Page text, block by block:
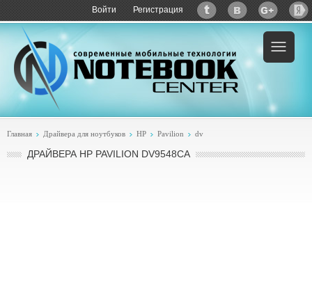
Войти Регистрация
Главная Драйвера для ноутбуков HP Pavilion dv
ДРАЙВЕРА HP PAVILION DV9548CA